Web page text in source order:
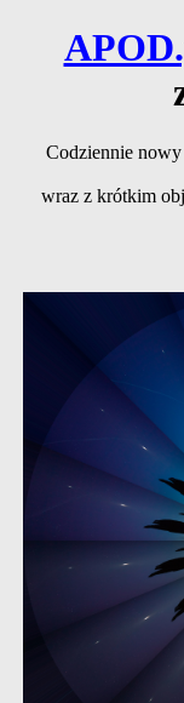
Codziennie nowy
wraz z krótkim